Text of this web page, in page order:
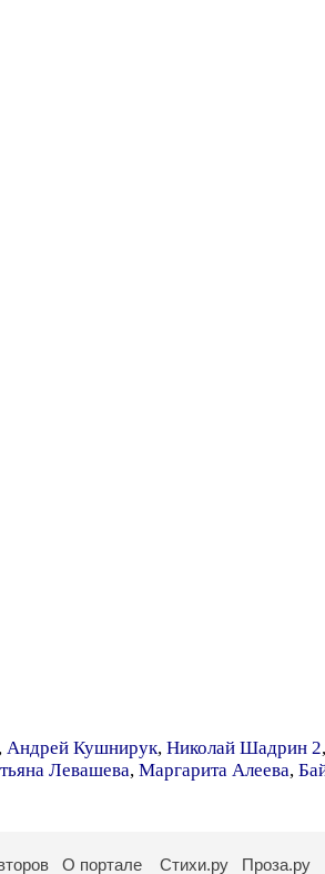
, Андрей Кушнирук, Николай Шадрин 2,
Левашева, Маргарита Алеева,
О портале Стихи.ру Проза.ру